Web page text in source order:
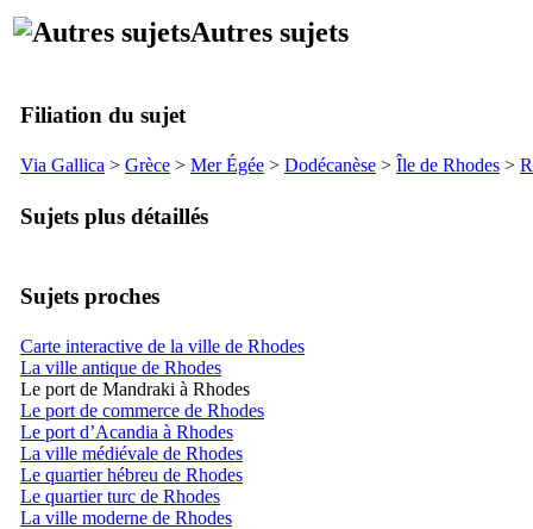
Autres sujets
Filiation du sujet
Via Gallica > Grèce > Mer Égée > Dodécanèse > Île de Rhodes >
Sujets plus détaillés
Sujets proches
Carte interactive de la ville de Rhodes
La ville antique de Rhodes
Le port de Mandraki à Rhodes
Le port de commerce de Rhodes
Le port d’Acandia à Rhodes
La ville médiévale de Rhodes
Le quartier hébreu de Rhodes
Le quartier turc de Rhodes
La ville moderne de Rhodes